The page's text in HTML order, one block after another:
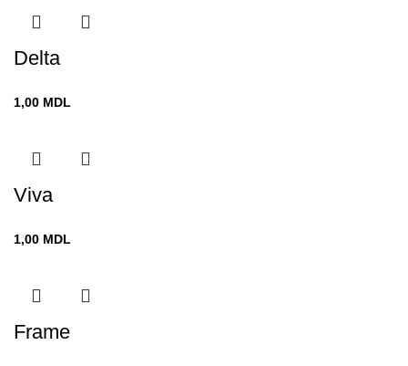
Delta
1,00 MDL
Viva
1,00 MDL
Frame